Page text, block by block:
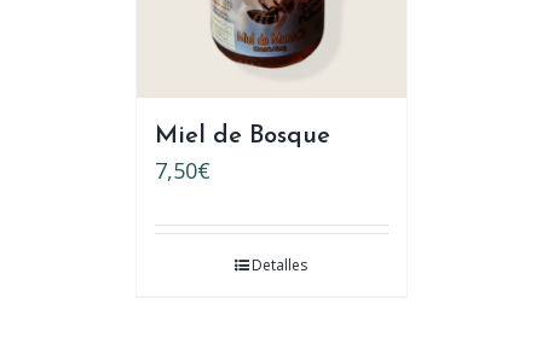
Miel de Bosque
7,50€
Detalles